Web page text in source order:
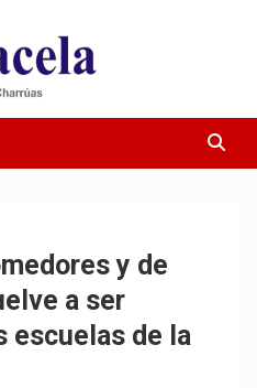
y de
a ser
escuelas de la